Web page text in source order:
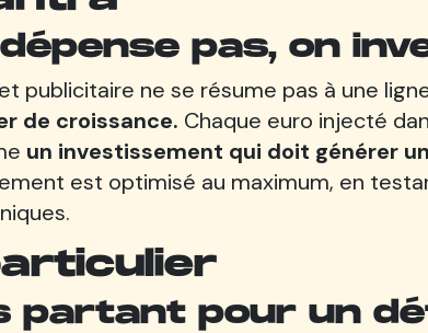
pas, on
publicitaire ne se résume pas à une
de croissance. Chaque euro injecté
un investissement qui doit générer
est optimisé au maximum, en
partant pour un